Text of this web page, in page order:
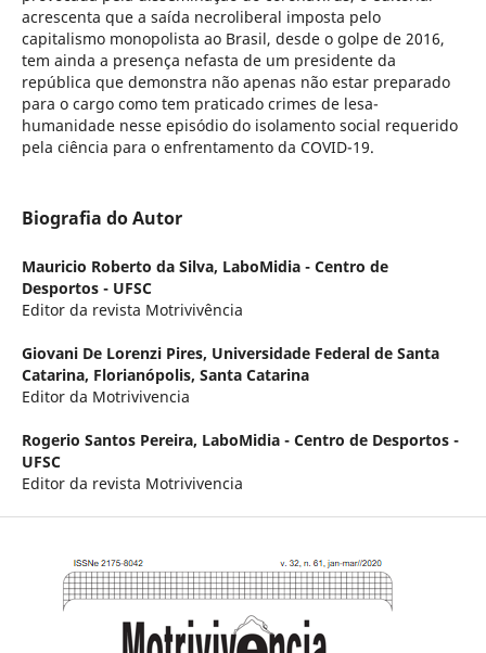
acrescenta que a saída necroliberal imposta pelo
capitalismo monopolista ao Brasil, desde o golpe de 2016,
tem ainda a presença nefasta de um presidente da
república que demonstra não apenas não estar preparado
para o cargo como tem praticado crimes de lesa-
humanidade nesse episódio do isolamento social requerido
pela ciência para o enfrentamento da COVID-19.
Biografia do Autor
Mauricio Roberto da Silva, LaboMidia - Centro de
Desportos - UFSC
Editor da revista Motrivivência
Giovani De Lorenzi Pires, Universidade Federal de Santa
Catarina, Florianópolis, Santa Catarina
Editor da Motrivivencia
Rogerio Santos Pereira, LaboMidia - Centro de Desportos -
UFSC
Editor da revista Motrivivencia